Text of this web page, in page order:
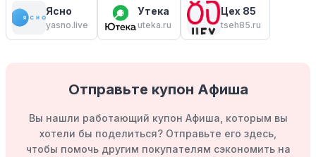
Ясно
yasno.live
Утека
uteka.ru
Цех 85
tseh85.ru
Отправьте купон Афиша
Вы нашли работающий купон Афиша, которым вы
хотели бы поделиться? Отправьте его здесь,
чтобы помочь другим покупателям сэкономить на